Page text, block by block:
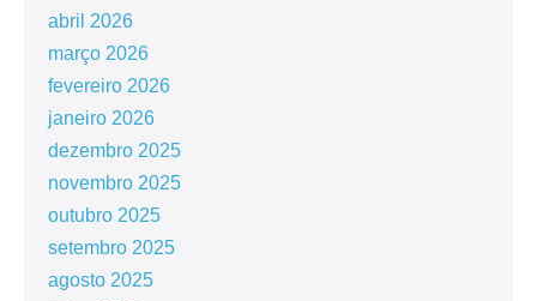
abril 2026
março 2026
fevereiro 2026
janeiro 2026
dezembro 2025
novembro 2025
outubro 2025
setembro 2025
agosto 2025